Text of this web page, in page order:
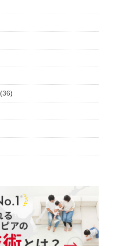
(36)